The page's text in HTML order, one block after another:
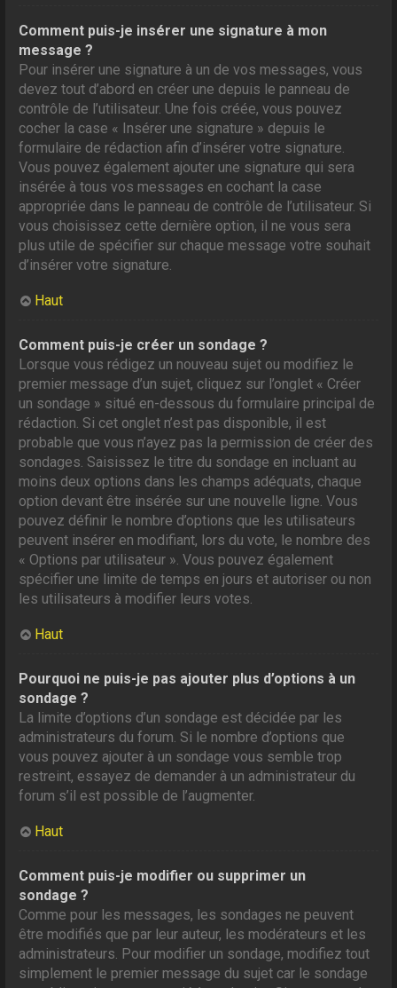
Comment puis-je insérer une signature à mon
message ?
Pour insérer une signature à un de vos messages, vous
devez tout d’abord en créer une depuis le panneau de
contrôle de l’utilisateur. Une fois créée, vous pouvez
cocher la case « Insérer une signature » depuis le
formulaire de rédaction afin d’insérer votre signature.
Vous pouvez également ajouter une signature qui sera
insérée à tous vos messages en cochant la case
appropriée dans le panneau de contrôle de l’utilisateur. Si
vous choisissez cette dernière option, il ne vous sera
plus utile de spécifier sur chaque message votre souhait
d’insérer votre signature.
Haut
Comment puis-je créer un sondage ?
Lorsque vous rédigez un nouveau sujet ou modifiez le
premier message d’un sujet, cliquez sur l’onglet « Créer
un sondage » situé en-dessous du formulaire principal de
rédaction. Si cet onglet n’est pas disponible, il est
probable que vous n’ayez pas la permission de créer des
sondages. Saisissez le titre du sondage en incluant au
moins deux options dans les champs adéquats, chaque
option devant être insérée sur une nouvelle ligne. Vous
pouvez définir le nombre d’options que les utilisateurs
peuvent insérer en modifiant, lors du vote, le nombre des
« Options par utilisateur ». Vous pouvez également
spécifier une limite de temps en jours et autoriser ou non
les utilisateurs à modifier leurs votes.
Haut
Pourquoi ne puis-je pas ajouter plus d’options à un
sondage ?
La limite d’options d’un sondage est décidée par les
administrateurs du forum. Si le nombre d’options que
vous pouvez ajouter à un sondage vous semble trop
restreint, essayez de demander à un administrateur du
forum s’il est possible de l’augmenter.
Haut
Comment puis-je modifier ou supprimer un
sondage ?
Comme pour les messages, les sondages ne peuvent
être modifiés que par leur auteur, les modérateurs et les
administrateurs. Pour modifier un sondage, modifiez tout
simplement le premier message du sujet car le sondage